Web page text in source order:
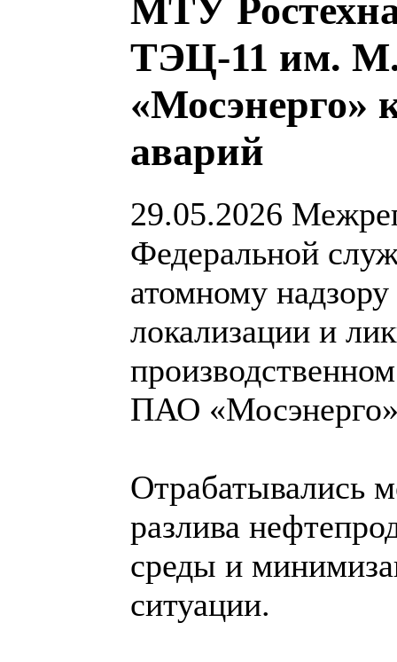
МТУ
ТЭЦ-11 им.
«Мосэнерго»
аварий
29.05.2026
Федеральной
атомному
локализации и
ПАО
Отрабатывались
разлива
среды и
ситуации.